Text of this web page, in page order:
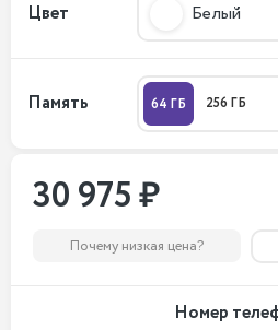
Цвет Белый
Память 64 ГБ 256 ГБ
30 975 ₽
Почему низкая цена?
Номер